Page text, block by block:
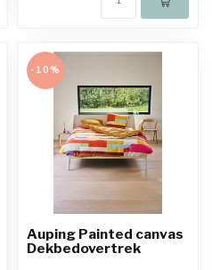
-10%
Auping Painted canvas
Dekbedovertrek